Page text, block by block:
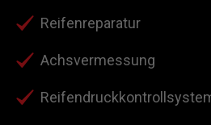
Reifenreparatur
Achsvermessung